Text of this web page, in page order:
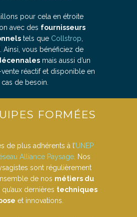
pour cela en étroite
avec des fournisseurs
tels que Collstrop
Ainsi, vous bénéficiez de
mais aussi d’un
réactif et disponible en
cas de besoin.
FORMÉES
de plus adhérents à l’UNEP
Alliance Paysage. Nos
sont régulièrement
de nos métiers du
qu’aux dernières techniques
et innovations.